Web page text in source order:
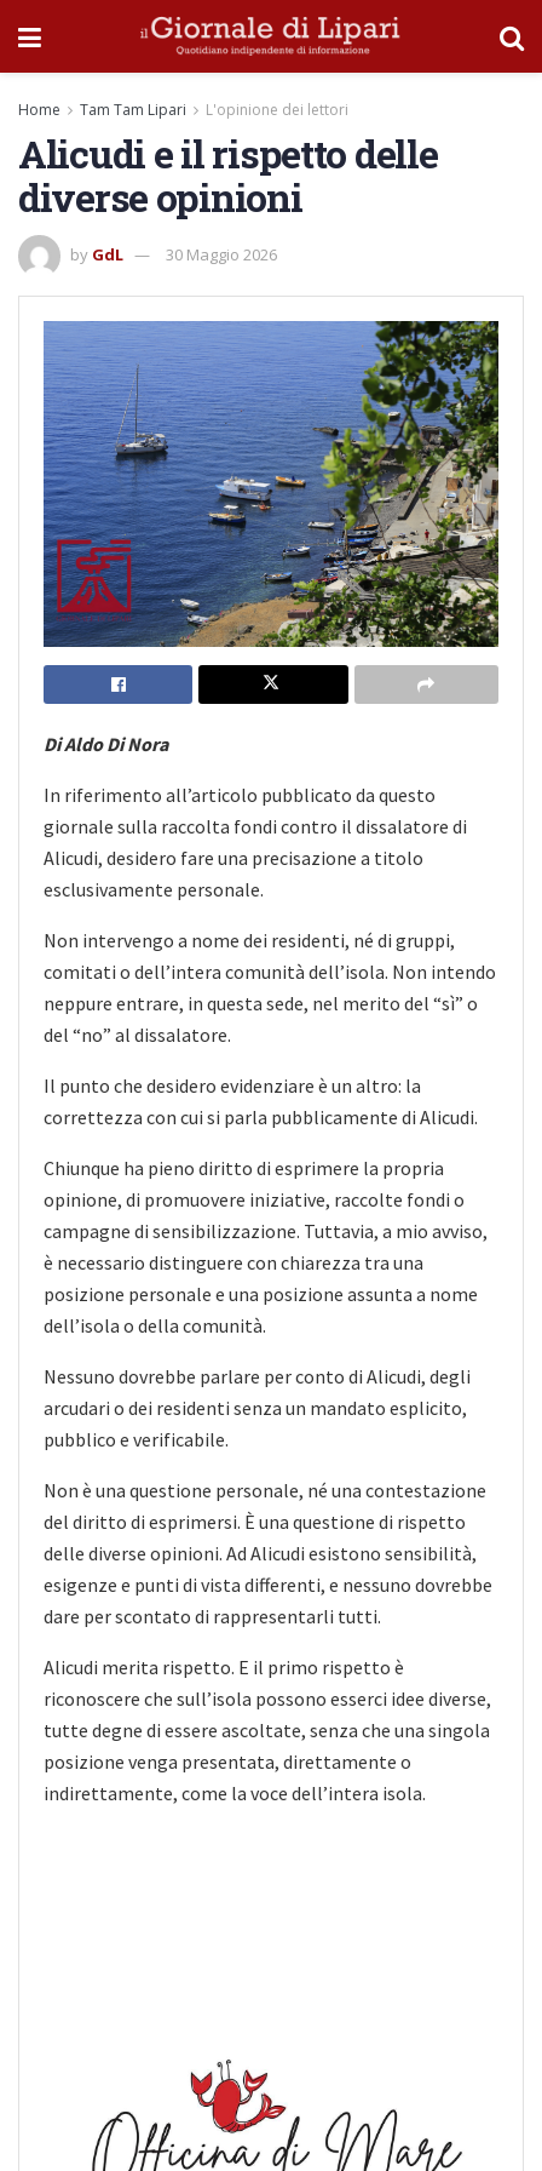
Home Tam Tam Lipari L'opinione dei lettori
Alicudi e il rispetto delle
diverse opinioni
by GdL 30 Maggio 2026
Di Aldo Di Nora
In riferimento all’articolo pubblicato da questo
giornale sulla raccolta fondi contro il dissalatore di
Alicudi, desidero fare una precisazione a titolo
esclusivamente personale.
Non intervengo a nome dei residenti, né di gruppi,
comitati o dell’intera comunità dell’isola. Non intendo
neppure entrare, in questa sede, nel merito del “sì” o
del “no” al dissalatore.
Il punto che desidero evidenziare è un altro: la
correttezza con cui si parla pubblicamente di Alicudi.
Chiunque ha pieno diritto di esprimere la propria
opinione, di promuovere iniziative, raccolte fondi o
campagne di sensibilizzazione. Tuttavia, a mio avviso,
è necessario distinguere con chiarezza tra una
posizione personale e una posizione assunta a nome
dell’isola o della comunità.
Nessuno dovrebbe parlare per conto di Alicudi, degli
arcudari o dei residenti senza un mandato esplicito,
pubblico e verificabile.
Non è una questione personale, né una contestazione
del diritto di esprimersi. È una questione di rispetto
delle diverse opinioni. Ad Alicudi esistono sensibilità,
esigenze e punti di vista differenti, e nessuno dovrebbe
dare per scontato di rappresentarli tutti.
Alicudi merita rispetto. E il primo rispetto è
riconoscere che sull’isola possono esserci idee diverse,
tutte degne di essere ascoltate, senza che una singola
posizione venga presentata, direttamente o
indirettamente, come la voce dell’intera isola.